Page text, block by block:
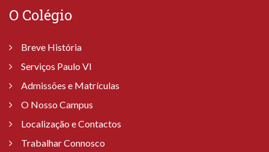
O Colégio
Breve História
Serviços Paulo VI
Admissões e Matrículas
O Nosso Campus
Localização e Contactos
Trabalhar Connosco